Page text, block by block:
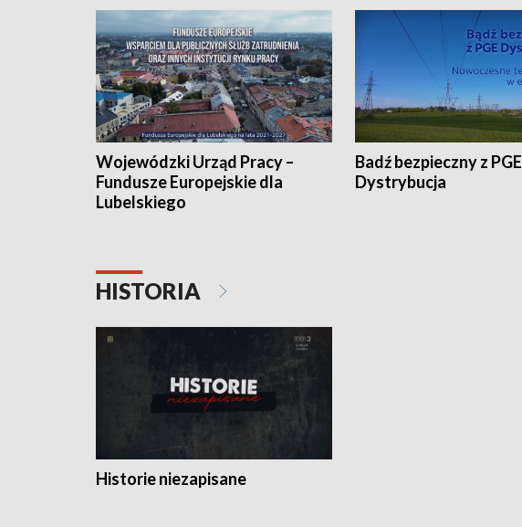
Wojewódzki Urząd Pracy –
Fundusze Europejskie dla
Lubelskiego
Badź bezpieczny z PGE
Dystrybucja
HISTORIA
Historie niezapisane